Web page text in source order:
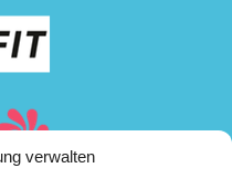
verwalten